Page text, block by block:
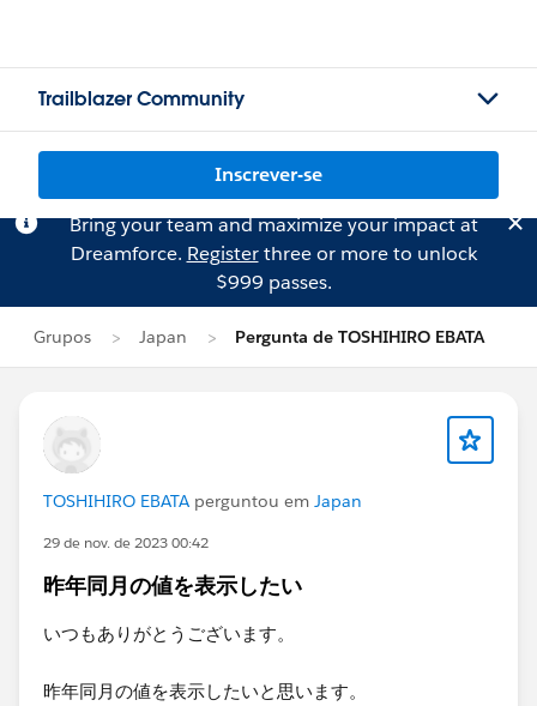
Trailblazer Community
Inscrever-se
Bring your team and maximize your impact at
Dreamforce. Registerthree or more to unlock
$999 passes.
Grupos Japan Pergunta de TOSHIHIRO EBATA
TOSHIHIRO EBATA perguntou em Japan
29 de nov. de 2023 00:42
昨年同月の値を表示したい
いつもありがとうございます。
昨年同月の値を表示したいと思います。